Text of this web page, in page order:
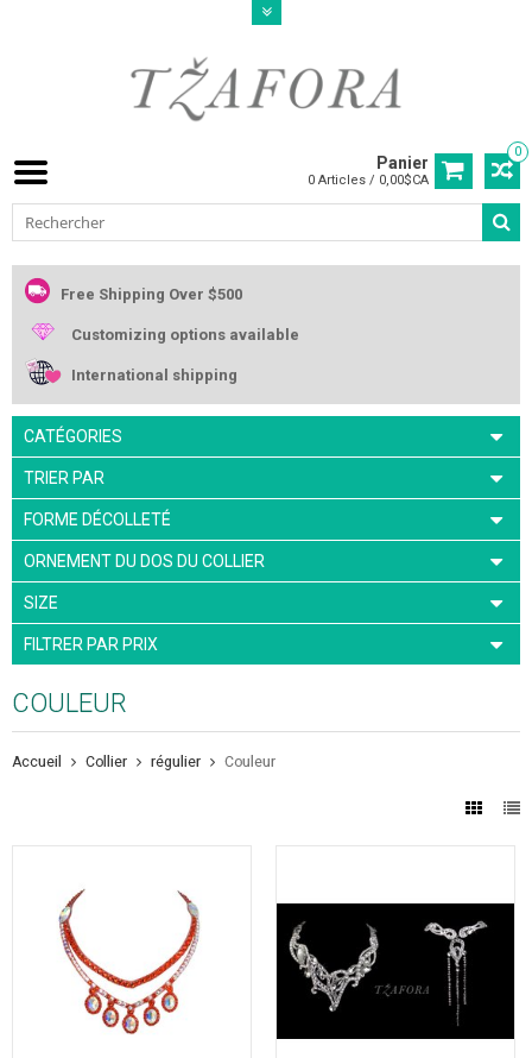
0
Panier
0 Articles / 0,00$CA
Free Shipping Over $500
Customizing options available
International shipping
CATÉGORIES
TRIER PAR
FORME DÉCOLLETÉ
ORNEMENT DU DOS DU COLLIER
SIZE
FILTRER PAR PRIX
COULEUR
Accueil Collier régulier Couleur